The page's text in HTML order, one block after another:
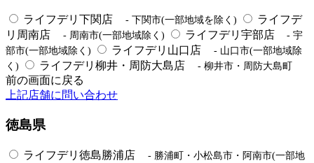
ライフデリ下関店 - 下関市(一部地域を除く)
ライフデ
リ周南店
- 周南市(一部地域除く) ライフデリ宇部店
- 宇
部市(一部地域除く)
ライフデリ山口店
- 山口市(一部地域除
く)
ライフデリ柳井・周防大島店 - 柳井市・周防大島町
前の画面に戻る
上記店舗に問い合わせ
徳島県
ライフデリ徳島勝浦店
- 勝浦町・小松島市・阿南市(一部地